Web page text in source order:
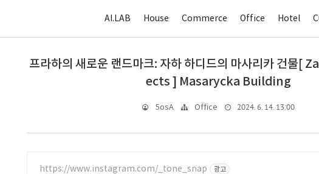
AI.LAB House Commerce Office Hotel
프라하의 새로운 랜드마크: 자하 하디드의 마사리카 건물[
ects ] Masarycka Building
5osA Office 2024. 6. 14. 13:00
https://www.instagram.com/_tone_snap 광고